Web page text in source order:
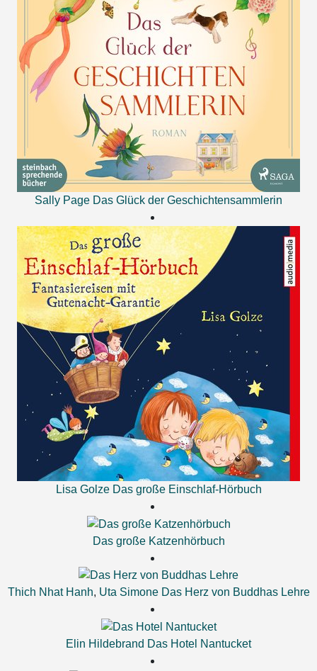
Sally Page Das Glück der Geschichtensammlerin
Lisa Golze Das große Einschlaf-Hörbuch
Das große Katzenhörbuch
Thich Nhat Hanh, Uta Simone Das Herz von Buddhas Lehre
Elin Hildebrand Das Hotel Nantucket